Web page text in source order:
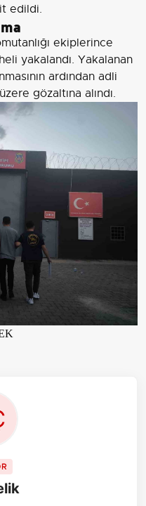
edildi.
ekiplerince
yakalandı. Yakalanan
ardından adli
gözaltına alındı.